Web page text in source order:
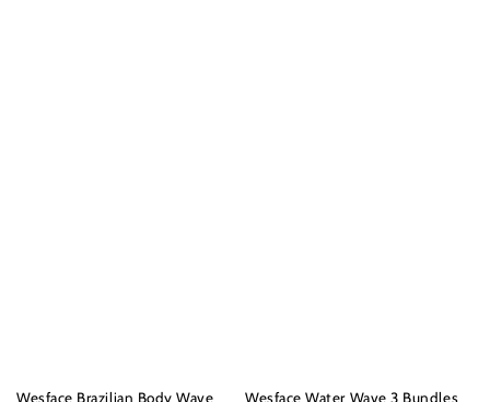
Wesface Brazilian Body Wave Wesface Water Wave 3 Bundles